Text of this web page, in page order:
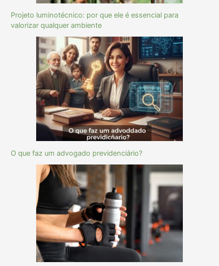
Projeto luminotécnico: por que ele é essencial para
valorizar qualquer ambiente
O que faz um advogado previdenciário?